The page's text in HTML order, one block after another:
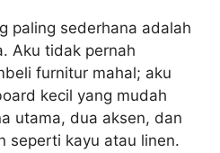
paling sederhana adalah
Aku tidak pernah
furnitur mahal; aku
kecil yang mudah
utama, dua aksen, dan
seperti kayu atau linen.